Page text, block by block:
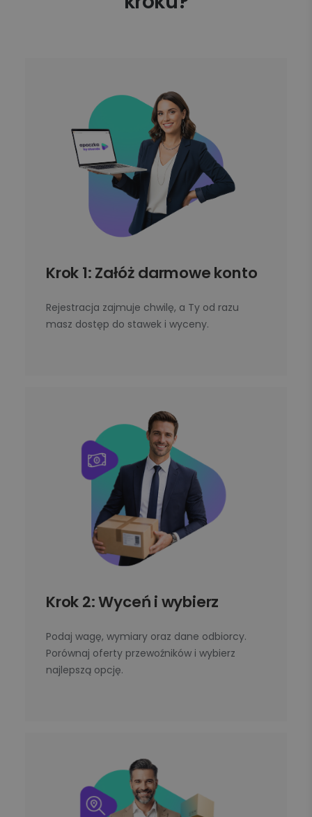
Krok 1: Załóż darmowe konto
Rejestracja zajmuje chwilę, a Ty od razu
masz dostęp do stawek i wyceny.
Krok 2: Wyceń i wybierz
Podaj wagę, wymiary oraz dane odbiorcy.
Porównaj oferty przewoźników i wybierz
najlepszą opcję.